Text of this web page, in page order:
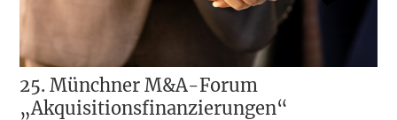
25. Münchner M&A-Forum
„Akquisitionsfinanzierungen“